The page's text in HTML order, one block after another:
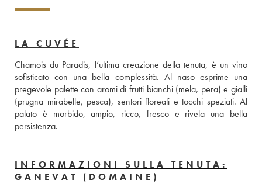
LA CUVÉE
Chamois du Paradis, l’ultima creazione della tenuta, è un vino
sofisticato con una bella complessità. Al naso esprime una
pregevole palette con aromi di frutti bianchi (mela, pera) e gialli
(prugna mirabelle, pesca), sentori floreali e tocchi speziati. Al
palato è morbido, ampio, ricco, fresco e rivela una bella
persistenza.
INFORMAZIONI SULLA TENUTA:
GANEVAT (DOMAINE)